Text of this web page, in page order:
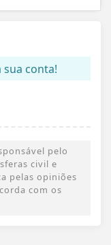
conta!
pelo
civil e
pelas opiniões
com os